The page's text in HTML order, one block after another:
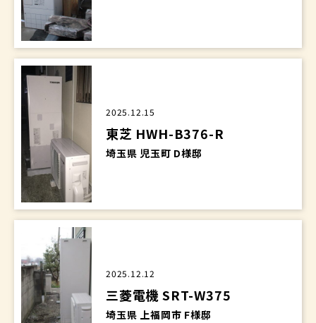
2025.12.15
東芝 HWH-B376-R
埼玉県 児玉町 D様邸
2025.12.12
三菱電機 SRT-W375
埼玉県 上福岡市 F様邸